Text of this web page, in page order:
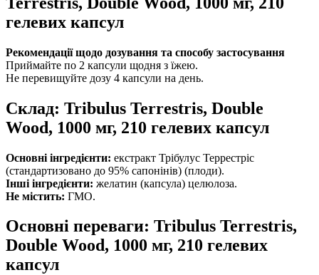
гелевих капсул
Рекомендації щодо дозування та способу застосування
Приймайте по 2 капсули щодня з їжею.
Не перевищуйте дозу 4 капсули на день.
Склад: Tribulus Terrestris, Double
Wood, 1000 мг, 210 гелевих капсул
Основні інгредієнти: екстракт Трібулус Террестріс
(стандартизовано до 95% сапонінів) (плоди).
Інші інгредієнти: желатин (капсула) целюлоза.
Не містить: ГМО.
Основні переваги: Tribulus Terrestris,
Double Wood, 1000 мг, 210 гелевих
капсул